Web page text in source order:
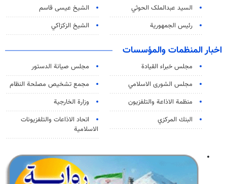
السید عبدالملک الحوثي
الشيخ عيسى قاسم
رئيس الجمهورية
الشيخ الزكزاكي
اخبار المنظمات والمؤسسات
مجلس خبراء القيادة
مجلس صيانة الدستور
مجلس الشورى الاسلامي
مجمع تشخيص مصلحة النظام
منظمة الاذاعة والتلفزیون
وزارة الخارجية
البنك المركزي
اتحاد الاذاعات والتلفزيونات
الاسلامية